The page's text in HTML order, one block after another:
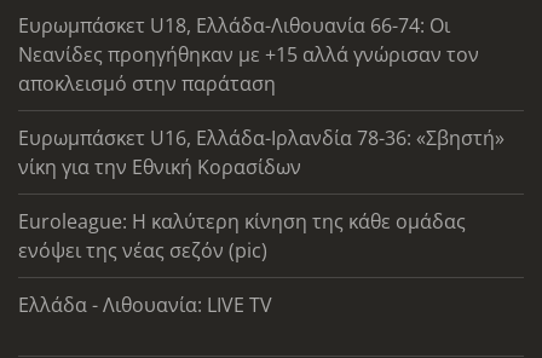
Ευρωμπάσκετ U18, Ελλάδα-Λιθουανία 66-74: Οι
Νεανίδες προηγήθηκαν με +15 αλλά γνώρισαν τον
αποκλεισμό στην παράταση
Ευρωμπάσκετ U16, Ελλάδα-Ιρλανδία 78-36: «Σβηστή»
νίκη για την Εθνική Κορασίδων
Euroleague: Η καλύτερη κίνηση της κάθε ομάδας
ενόψει της νέας σεζόν (pic)
Ελλάδα - Λιθουανία: LIVE TV